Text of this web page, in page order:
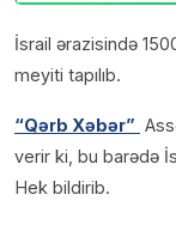
İsrail ərazisində
meyiti tapılıb.
“Qərb Xəbər”
verir ki, bu barədə
Hek bildirib.